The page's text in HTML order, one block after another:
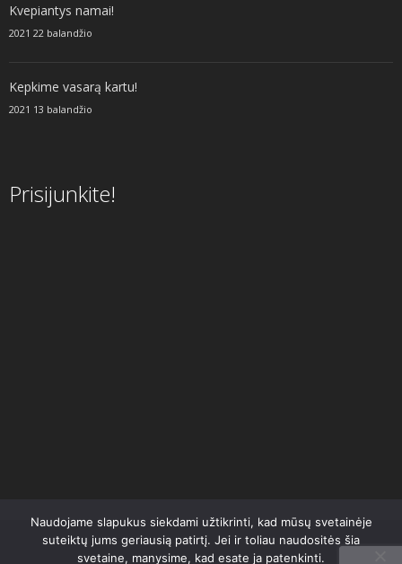
Kvepiantys namai!
2021 22 balandžio
Kepkime vasarą kartu!
2021 13 balandžio
Prisijunkite!
Naudojame slapukus siekdami užtikrinti, kad mūsų svetainėje
suteiktų jums geriausią patirtį. Jei ir toliau naudositės šia
svetaine, manysime, kad esate ja patenkinti.